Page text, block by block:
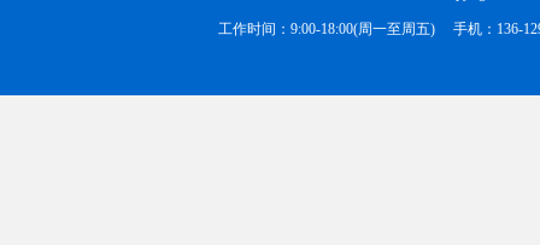
工作时间：9:00-18:00(周一至周五) 手机：136-